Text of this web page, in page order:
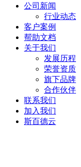
公司新闻
行业动态
客户案例
帮助文档
关于我们
发展历程
荣誉资质
旗下品牌
合作伙伴
联系我们
加入我们
斯百德云